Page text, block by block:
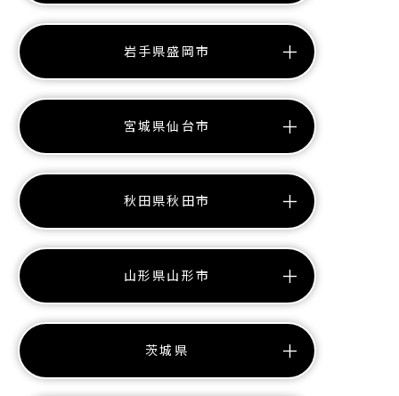
岩手県盛岡市
宮城県仙台市
秋田県秋田市
山形県山形市
茨城県